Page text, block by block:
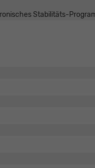
Stabilitäts-